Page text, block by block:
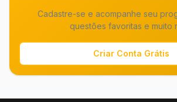
Cadastre-se e acompanhe seu
questões favoritas e muito
Criar Conta Grátis